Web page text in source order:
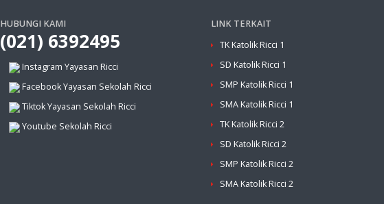
HUBUNGI KAMI
(021) 6392495
Instagram Yayasan Ricci
Facebook Yayasan Sekolah Ricci
Tiktok Yayasan Sekolah Ricci
Youtube Sekolah Ricci
LINK TERKAIT
TK Katolik Ricci 1
SD Katolik Ricci 1
SMP Katolik Ricci 1
SMA Katolik Ricci 1
TK Katolik Ricci 2
SD Katolik Ricci 2
SMP Katolik Ricci 2
SMA Katolik Ricci 2